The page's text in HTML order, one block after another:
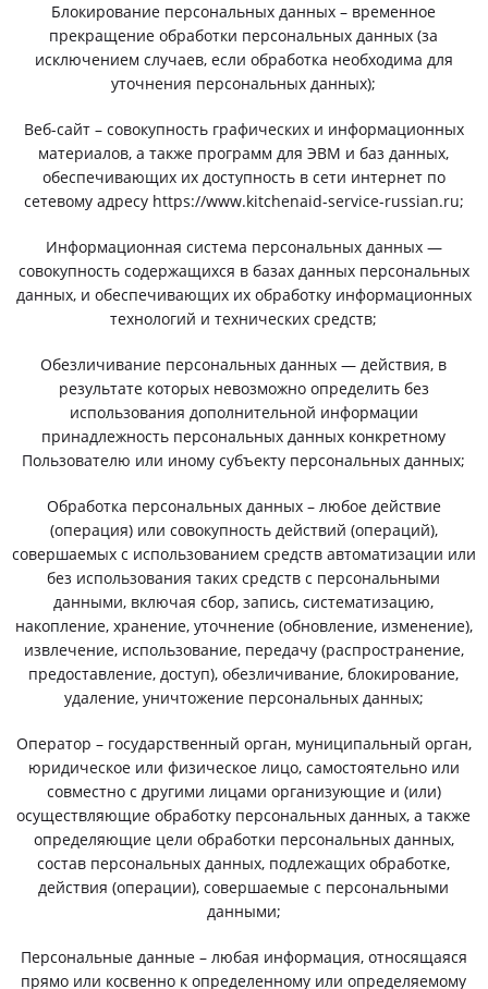
Блокирование персональных данных – временное
прекращение обработки персональных данных (за
исключением случаев, если обработка необходима для
уточнения персональных данных);
Веб-сайт – совокупность графических и информационных
материалов, а также программ для ЭВМ и баз данных,
обеспечивающих их доступность в сети интернет по
сетевому адресу https://www.kitchenaid-service-russian.ru;
Информационная система персональных данных —
совокупность содержащихся в базах данных персональных
данных, и обеспечивающих их обработку информационных
технологий и технических средств;
Обезличивание персональных данных — действия, в
результате которых невозможно определить без
использования дополнительной информации
принадлежность персональных данных конкретному
Пользователю или иному субъекту персональных данных;
Обработка персональных данных – любое действие
(операция) или совокупность действий (операций),
совершаемых с использованием средств автоматизации или
без использования таких средств с персональными
данными, включая сбор, запись, систематизацию,
накопление, хранение, уточнение (обновление, изменение),
извлечение, использование, передачу (распространение,
предоставление, доступ), обезличивание, блокирование,
удаление, уничтожение персональных данных;
Оператор – государственный орган, муниципальный орган,
юридическое или физическое лицо, самостоятельно или
совместно с другими лицами организующие и (или)
осуществляющие обработку персональных данных, а также
определяющие цели обработки персональных данных,
состав персональных данных, подлежащих обработке,
действия (операции), совершаемые с персональными
данными;
Персональные данные – любая информация, относящаяся
прямо или косвенно к определенному или определяемому